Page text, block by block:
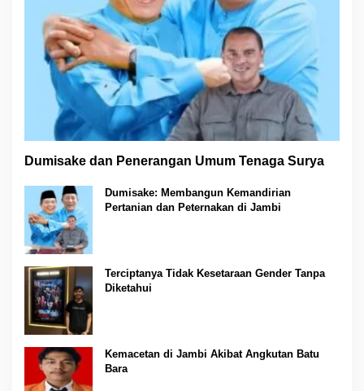
Dumisake dan Penerangan Umum Tenaga Surya
Dumisake: Membangun Kemandirian
Pertanian dan Peternakan di Jambi
Terciptanya Tidak Kesetaraan Gender Tanpa
Diketahui
Kemacetan di Jambi Akibat Angkutan Batu
Bara